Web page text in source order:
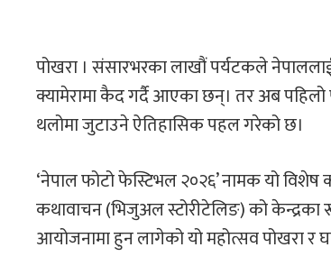
पोखरा । संसारभरका लाखौं पर्यटकले
क्यामेरामा कैद गर्दै आएका छन्। तर अब
थलोमा जुटाउने ऐतिहासिक पहल गरेको छ।
‘नेपाल फोटो फेस्टिभल २०२६’ नामक यो विशेष
कथावाचन (भिजुअल स्टोरीटेलिङ) को केन्द्रका
आयोजनामा हुन लागेको यो महोत्सव पोखरा र